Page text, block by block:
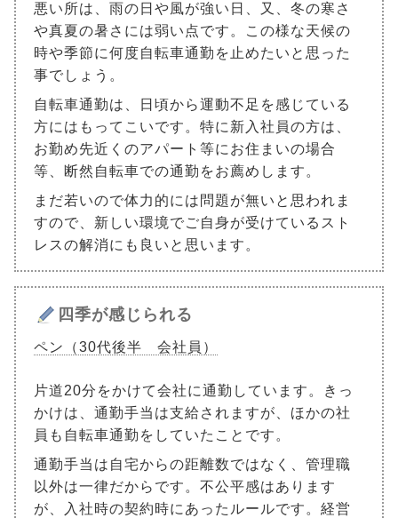
悪い所は、雨の日や風が強い日、又、冬の寒さ
や真夏の暑さには弱い点です。この様な天候の
時や季節に何度自転車通勤を止めたいと思った
事でしょう。
自転車通勤は、日頃から運動不足を感じている
方にはもってこいです。特に新入社員の方は、
お勤め先近くのアパート等にお住まいの場合
等、断然自転車での通勤をお薦めします。
まだ若いので体力的には問題が無いと思われま
すので、新しい環境でご自身が受けているスト
レスの解消にも良いと思います。
四季が感じられる
ペン（30代後半 会社員）
片道20分をかけて会社に通勤しています。きっ
かけは、通勤手当は支給されますが、ほかの社
員も自転車通勤をしていたことです。
通勤手当は自宅からの距離数ではなく、管理職
以外は一律だからです。不公平感はあります
が、入社時の契約時にあったルールです。経営